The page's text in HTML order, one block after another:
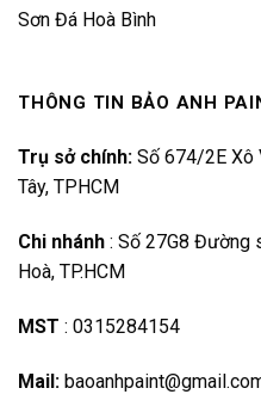
Sơn Đá Hoà Bình
THÔNG TIN BẢO ANH
Trụ sở chính: Số 674/2E Xô
Tây, TPHCM
Chi nhánh : Số 27G8 Đường
Hoà, TP.HCM
MST : 0315284154
Mail: